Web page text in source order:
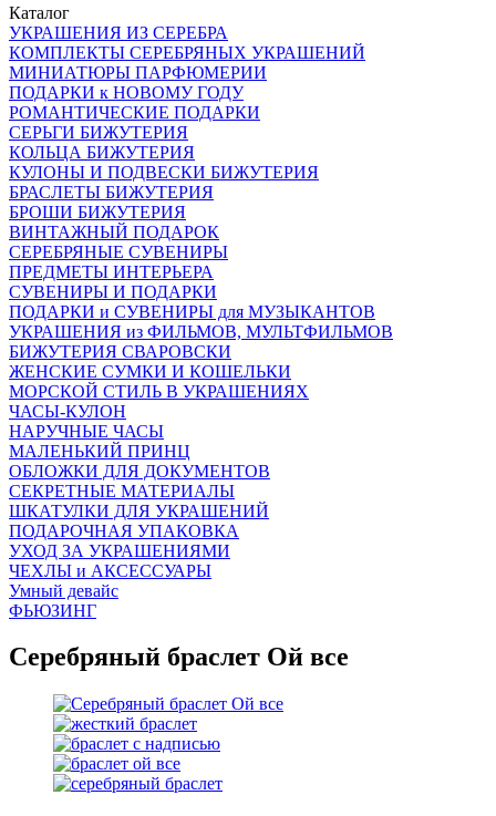
Каталог
УКРАШЕНИЯ ИЗ СЕРЕБРА
КОМПЛЕКТЫ СЕРЕБРЯНЫХ УКРАШЕНИЙ
МИНИАТЮРЫ ПАРФЮМЕРИИ
ПОДАРКИ к НОВОМУ ГОДУ
РОМАНТИЧЕСКИЕ ПОДАРКИ
СЕРЬГИ БИЖУТЕРИЯ
КОЛЬЦА БИЖУТЕРИЯ
КУЛОНЫ И ПОДВЕСКИ БИЖУТЕРИЯ
БРАСЛЕТЫ БИЖУТЕРИЯ
БРОШИ БИЖУТЕРИЯ
ВИНТАЖНЫЙ ПОДАРОК
СЕРЕБРЯНЫЕ СУВЕНИРЫ
ПРЕДМЕТЫ ИНТЕРЬЕРА
СУВЕНИРЫ И ПОДАРКИ
ПОДАРКИ и СУВЕНИРЫ для МУЗЫКАНТОВ
УКРАШЕНИЯ из ФИЛЬМОВ, МУЛЬТФИЛЬМОВ
БИЖУТЕРИЯ СВАРОВСКИ
ЖЕНСКИЕ СУМКИ И КОШЕЛЬКИ
МОРСКОЙ СТИЛЬ В УКРАШЕНИЯХ
ЧАСЫ-КУЛОН
НАРУЧНЫЕ ЧАСЫ
МАЛЕНЬКИЙ ПРИНЦ
ОБЛОЖКИ ДЛЯ ДОКУМЕНТОВ
СЕКРЕТНЫЕ МАТЕРИАЛЫ
ШКАТУЛКИ ДЛЯ УКРАШЕНИЙ
ПОДАРОЧНАЯ УПАКОВКА
УХОД ЗА УКРАШЕНИЯМИ
ЧEХЛЫ и АКСЕССУАРЫ
Умный девайс
ФЬЮЗИНГ
Серебряный браслет Ой все